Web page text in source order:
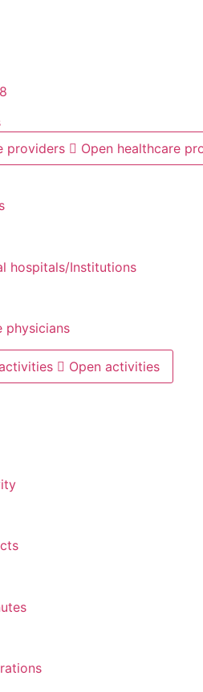
providers
Open healthcare
hospitals/Institutions
physicians
Open activities